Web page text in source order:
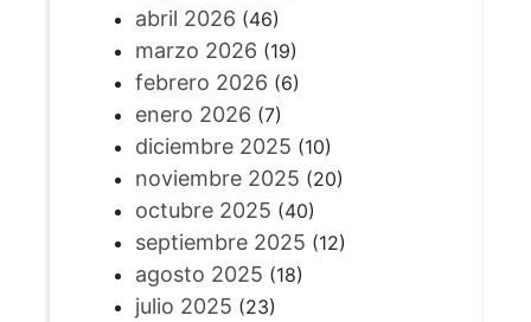
abril 2026 (46)
marzo 2026 (19)
febrero 2026 (6)
enero 2026 (7)
diciembre 2025 (10)
noviembre 2025 (20)
octubre 2025 (40)
septiembre 2025 (12)
agosto 2025 (18)
julio 2025 (23)